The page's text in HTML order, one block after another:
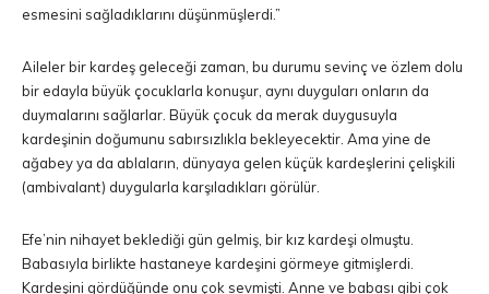
esmesini sağladıklarını düşünmüşlerdi.”
Aileler bir kardeş geleceği zaman, bu durumu sevinç ve özlem dolu
bir edayla büyük çocuklarla konuşur, aynı duyguları onların da
duymalarını sağlarlar. Büyük çocuk da merak duygusuyla
kardeşinin doğumunu sabırsızlıkla bekleyecektir. Ama yine de
ağabey ya da ablaların, dünyaya gelen küçük kardeşlerini çelişkili
(ambivalant) duygularla karşıladıkları görülür.
Efe’nin nihayet beklediği gün gelmiş, bir kız kardeşi olmuştu.
Babasıyla birlikte hastaneye kardeşini görmeye gitmişlerdi.
Kardeşini gördüğünde onu çok sevmişti. Anne ve babası gibi çok